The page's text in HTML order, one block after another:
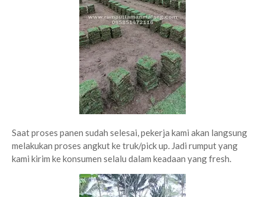
Saat proses panen sudah selesai, pekerja kami akan langsung
melakukan proses angkut ke truk/pick up. Jadi rumput yang
kami kirim ke konsumen selalu dalam keadaan yang fresh.